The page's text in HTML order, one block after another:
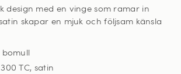
design med en vinge som ramar in
skapar en mjuk och följsam känsla
TC, satin